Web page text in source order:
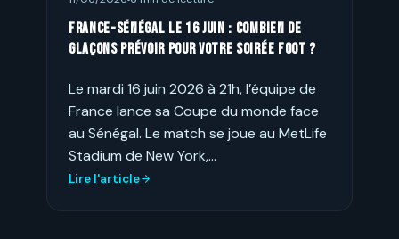
France-Sénégal le 16 juin : combien de
glaçons prévoir pour votre soirée foot ?
Le mardi 16 juin 2026 à 21h, l’équipe de
France lance sa Coupe du monde face
au Sénégal. Le match se joue au MetLife
Stadium de New York,…
Lire l'article